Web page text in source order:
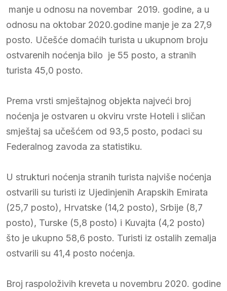
manje u odnosu na novembar 2019. godine, a u
odnosu na oktobar 2020.godine manje je za 27,9
posto. Učešće domaćih turista u ukupnom broju
ostvarenih noćenja bilo je 55 posto, a stranih
turista 45,0 posto.
Prema vrsti smještajnog objekta najveći broj
noćenja je ostvaren u okviru vrste Hoteli i sličan
smještaj sa učešćem od 93,5 posto, podaci su
Federalnog zavoda za statistiku.
U strukturi noćenja stranih turista najviše noćenja
ostvarili su turisti iz Ujedinjenih Arapskih Emirata
(25,7 posto), Hrvatske (14,2 posto), Srbije (8,7
posto), Turske (5,8 posto) i Kuvajta (4,2 posto)
što je ukupno 58,6 posto. Turisti iz ostalih zemalja
ostvarili su 41,4 posto noćenja.
Broj raspoloživih kreveta u novembru 2020. godine